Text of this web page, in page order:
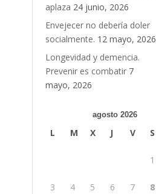
aplaza 24 junio, 2026
Envejecer no debería doler
socialmente. 12 mayo, 2026
Longevidad y demencia.
Prevenir es combatir 7
mayo, 2026
agosto 2026
L M X J V S
1
3 4 5 6 7 8